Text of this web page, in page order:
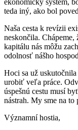
ekonomický systém,
teda iný, ako bol
Naša cesta k revízii
neskončila.
kapitálu nás môžu
odolnosť nášho
Hoci sa už
urobiť veľa práce.
úspešnú cestu musí
nástrah. My sme na to
Významní hostia,